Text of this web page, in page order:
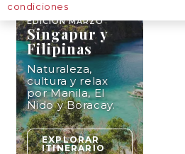
EDICIÓNMARZO
Singapur y
Filipinas
Naturaleza,
cultura y relax
por Manila, El
Nido y Boracay.
EXPLORAR
ITINERARIO
condiciones